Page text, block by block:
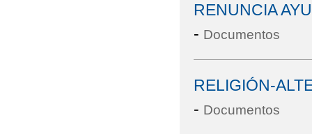
RENUNCIA
- Documentos
RELIGIÓN-
- Documentos